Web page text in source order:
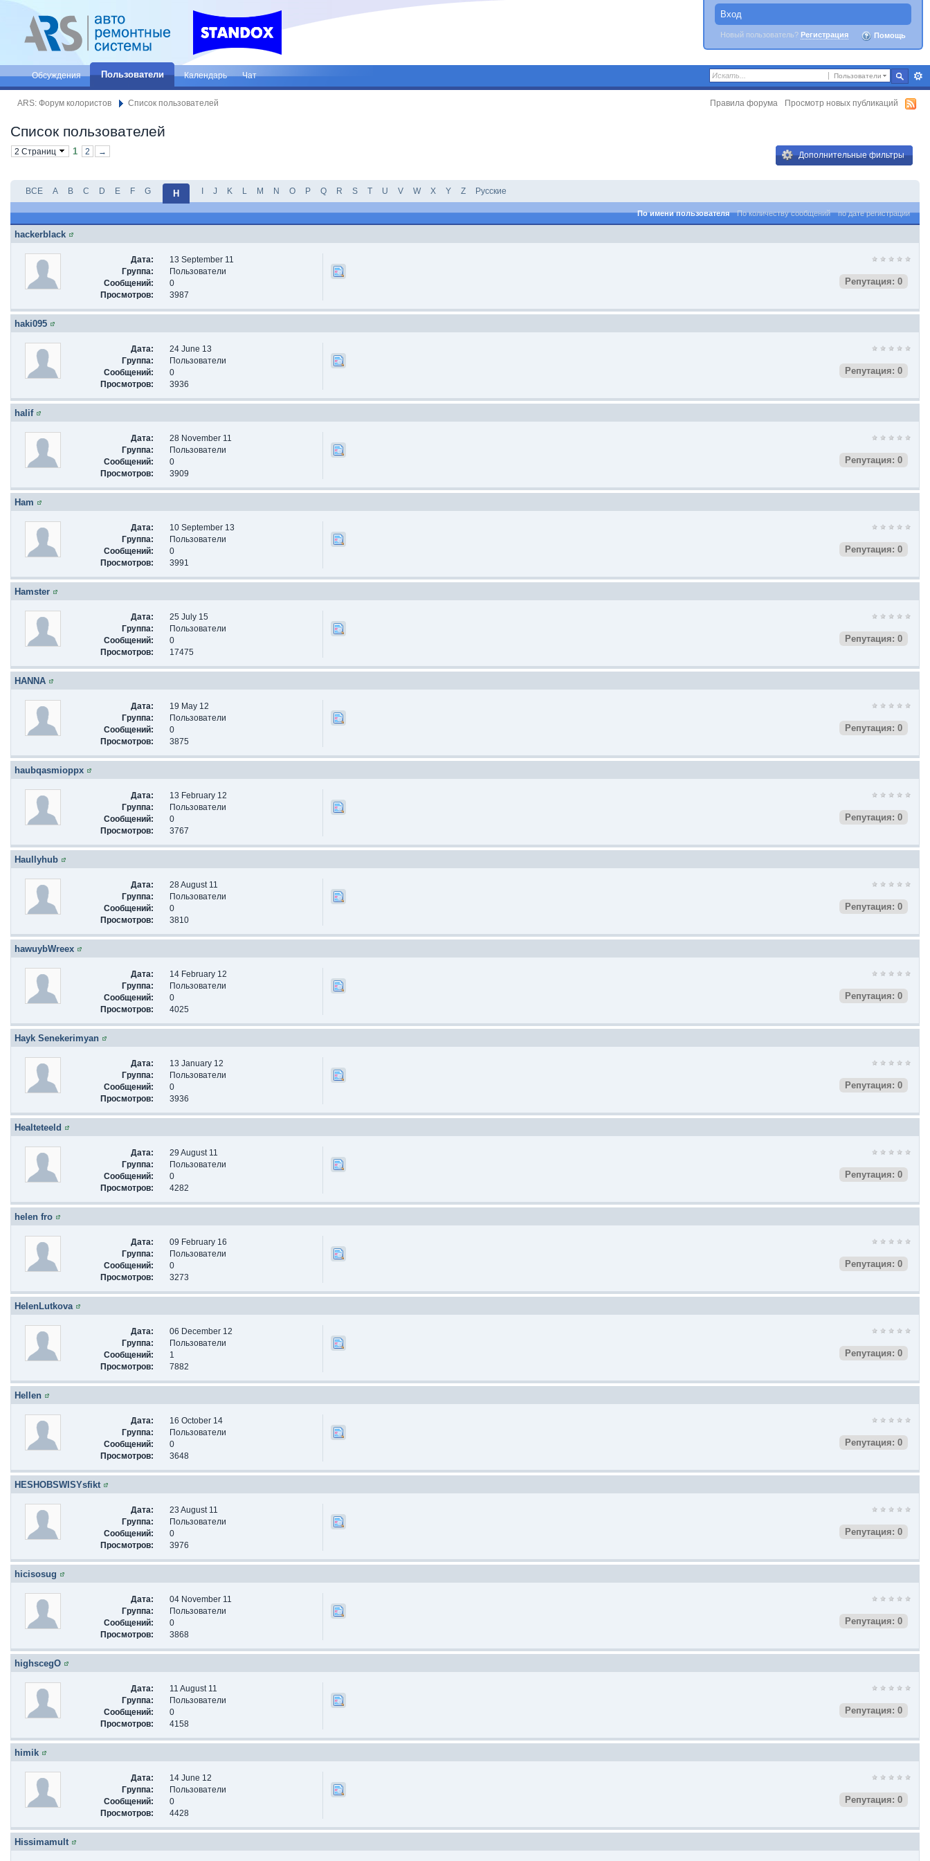
Вход
Новый пользователь? Регистрация Помощь
Пользователи
Обсуждения Пользователи Календарь Чат
ARS: Форум колористов Список пользователей Правила форума Просмотр новых публикаций
Список пользователей
2 Страниц 1 2 → Дополнительные фильтры
ВСЕ A B C D E F G H I J K L M N O P Q R S T U V W X Y Z Русские
По имени пользователя По количеству сообщений по дате регистрации
hackerblack
Дата:
13 September 11
Группа:
Пользователи
Сообщений:
0
Просмотров:
3987
Репутация: 0
haki095
Дата:
24 June 13
Группа:
Пользователи
Сообщений:
0
Просмотров:
3936
Репутация: 0
halif
Дата:
28 November 11
Группа:
Пользователи
Сообщений:
0
Просмотров:
3909
Репутация: 0
Ham
Дата:
10 September 13
Группа:
Пользователи
Сообщений:
0
Просмотров:
3991
Репутация: 0
Hamster
Дата:
25 July 15
Группа:
Пользователи
Сообщений:
0
Просмотров:
17475
Репутация: 0
HANNA
Дата:
19 May 12
Группа:
Пользователи
Сообщений:
0
Просмотров:
3875
Репутация: 0
haubqasmioppx
Дата:
13 February 12
Группа:
Пользователи
Сообщений:
0
Просмотров:
3767
Репутация: 0
Haullyhub
Дата:
28 August 11
Группа:
Пользователи
Сообщений:
0
Просмотров:
3810
Репутация: 0
hawuybWreex
Дата:
14 February 12
Группа:
Пользователи
Сообщений:
0
Просмотров:
4025
Репутация: 0
Hayk Senekerimyan
Дата:
13 January 12
Группа:
Пользователи
Сообщений:
0
Просмотров:
3936
Репутация: 0
Healteteeld
Дата:
29 August 11
Группа:
Пользователи
Сообщений:
0
Просмотров:
4282
Репутация: 0
helen fro
Дата:
09 February 16
Группа:
Пользователи
Сообщений:
0
Просмотров:
3273
Репутация: 0
HelenLutkova
Дата:
06 December 12
Группа:
Пользователи
Сообщений:
1
Просмотров:
7882
Репутация: 0
Hellen
Дата:
16 October 14
Группа:
Пользователи
Сообщений:
0
Просмотров:
3648
Репутация: 0
HESHOBSWISYsfikt
Дата:
23 August 11
Группа:
Пользователи
Сообщений:
0
Просмотров:
3976
Репутация: 0
hicisosug
Дата:
04 November 11
Группа:
Пользователи
Сообщений:
0
Просмотров:
3868
Репутация: 0
highscegO
Дата:
11 August 11
Группа:
Пользователи
Сообщений:
0
Просмотров:
4158
Репутация: 0
himik
Дата:
14 June 12
Группа:
Пользователи
Сообщений:
0
Просмотров:
4428
Репутация: 0
Hissimamult